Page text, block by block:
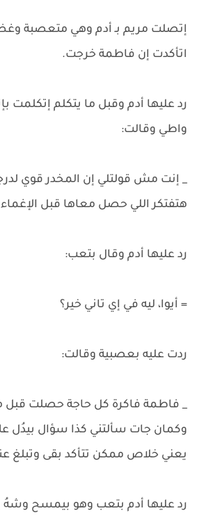
إتصلت مريم بـ أدم وهي متعصبة
اتأكدت إن فاطمة خرجت.
رد عليها أدم وقبل ما يتكلم إتكلمت
واطي وقالت:
_ إنت مش قولتلي إن المخدر قوي
هتفتكر اللي حصل معاها قبل
رد عليها أدم وقال بتعب:
= أيوا، ليه في إي تاني خير؟
ردت عليه بعصبية وقالت:
_ فاطمة فاكرة كل حاجة حصلت قبل
وكمان جات سألتني كذا سؤال بيدُل
يعني خلاص ممكن تتأكد بقى وتبلغ
رد عليها أدم بتعب وهو بيمسح وشهُ